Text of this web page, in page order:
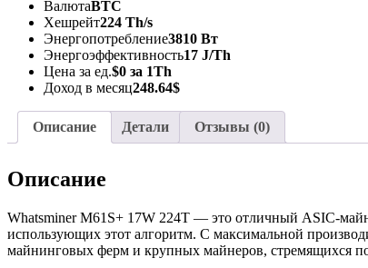
ВалютаBTC
Хешрейт224 Th/s
Энергопотребление3810 Вт
Энергоэффективность17 J/Th
Цена за ед.$0 за 1Th
Доход в месяц248.64$
Описание Детали Отзывы (0)
Описание
Whatsminer M61S+ 17W 224T — это отличный ASIC-
использующих этот алгоритм. С максимальной
майнинговых ферм и крупных майнеров, стремящихся